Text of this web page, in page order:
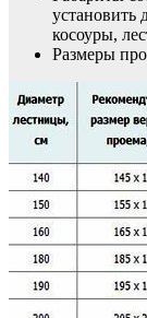
установить
косоуры,
Размеры